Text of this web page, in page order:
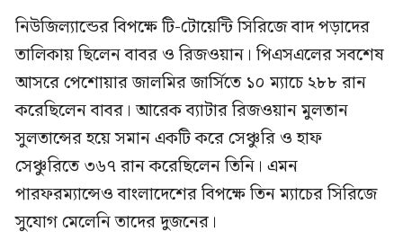
নিউজিল্যান্ডের বিপক্ষে টি-টোয়েন্টি সিরিজে বাদ পড়াদের
তালিকায় ছিলেন বাবর ও রিজওয়ান। পিএসএলের সবশেষ
আসরে পেশোয়ার জালমির জার্সিতে ১০ ম্যাচে ২৮৮ রান
করেছিলেন বাবর। আরেক ব্যাটার রিজওয়ান মুলতান
সুলতান্সের হয়ে সমান একটি করে সেঞ্চুরি ও হাফ
সেঞ্চুরিতে ৩৬৭ রান করেছিলেন তিনি। এমন
পারফরম্যান্সেও বাংলাদেশের বিপক্ষে তিন ম্যাচের সিরিজে
সুযোগ মেলেনি তাদের দুজনের।